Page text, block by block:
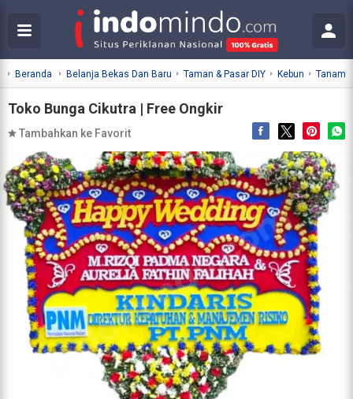
Beranda Belanja Bekas Dan Baru Taman & Pasar DIY Kebun
Toko Bunga Cikutra | Free Ongkir
Tambahkan ke Favorit